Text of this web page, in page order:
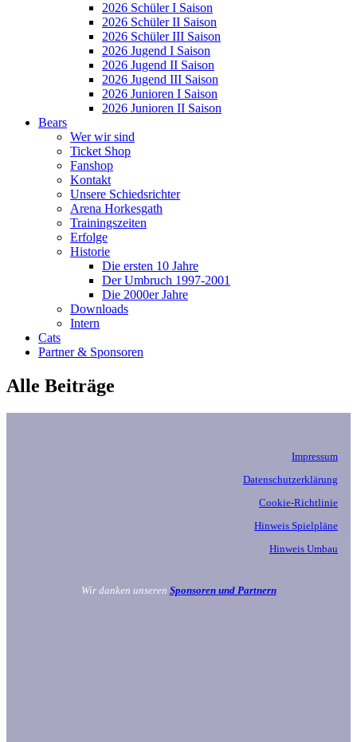
2026 Schüler I Saison
2026 Schüler II Saison
2026 Schüler III Saison
2026 Jugend I Saison
2026 Jugend II Saison
2026 Jugend III Saison
2026 Junioren I Saison
2026 Junioren II Saison
Bears
Wer wir sind
Ticket Shop
Fanshop
Kontakt
Unsere Schiedsrichter
Arena Horkesgath
Trainingszeiten
Erfolge
Historie
Die ersten 10 Jahre
Der Umbruch 1997-2001
Die 2000er Jahre
Downloads
Intern
Cats
Partner & Sponsoren
Alle Beiträge
Impressum
Datenschutzerklärung
Cookie-Richtlinie
Hinweis Spielpläne
Hinweis Umbau
Wir danken unseren Sponsoren und Partnern